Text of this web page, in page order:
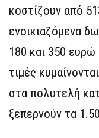
κοστίζουν από
ενοικιαζόμενα
180 και 350 ευρώ
τιμές
στα πολυτελή
ξεπερνούν τα